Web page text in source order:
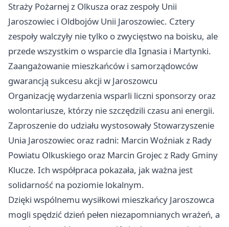
Straży Pożarnej z Olkusza oraz zespoły Unii
Jaroszowiec i Oldbojów Unii Jaroszowiec. Cztery
zespoły walczyły nie tylko o zwycięstwo na boisku, ale
przede wszystkim o wsparcie dla Ignasia i Martynki.
Zaangażowanie mieszkańców i samorządowców
gwarancją sukcesu akcji w Jaroszowcu
Organizację wydarzenia wsparli liczni sponsorzy oraz
wolontariusze, którzy nie szczędzili czasu ani energii.
Zaproszenie do udziału wystosowały Stowarzyszenie
Unia Jaroszowiec oraz radni: Marcin Woźniak z Rady
Powiatu Olkuskiego oraz Marcin Grojec z Rady Gminy
Klucze. Ich współpraca pokazała, jak ważna jest
solidarność na poziomie lokalnym.
Dzięki wspólnemu wysiłkowi mieszkańcy Jaroszowca
mogli spędzić dzień pełen niezapomnianych wrażeń, a